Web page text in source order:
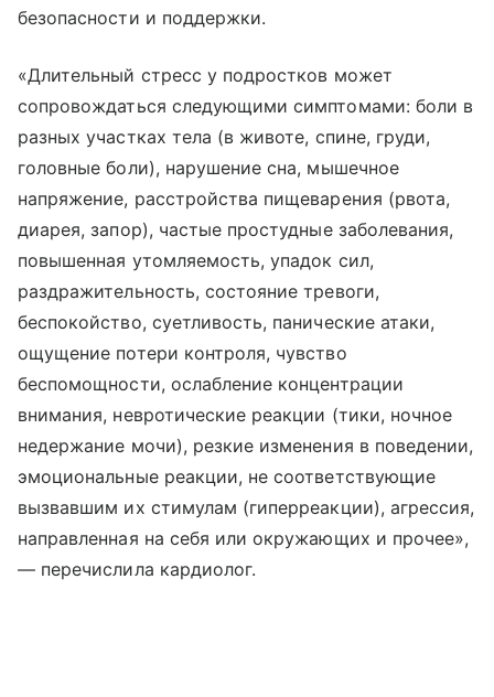
безопасности и поддержки.
«Длительный стресс у подростков может
сопровождаться следующими симптомами: боли в
разных участках тела (в животе, спине, груди,
головные боли), нарушение сна, мышечное
напряжение, расстройства пищеварения (рвота,
диарея, запор), частые простудные заболевания,
повышенная утомляемость, упадок сил,
раздражительность, состояние тревоги,
беспокойство, суетливость, панические атаки,
ощущение потери контроля, чувство
беспомощности, ослабление концентрации
внимания, невротические реакции (тики, ночное
недержание мочи), резкие изменения в поведении,
эмоциональные реакции, не соответствующие
вызвавшим их стимулам (гиперреакции), агрессия,
направленная на себя или окружающих и прочее»,
— перечислила кардиолог.